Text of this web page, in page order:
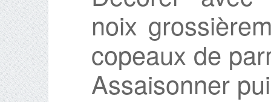
noix
copeaux de
Assaisonner